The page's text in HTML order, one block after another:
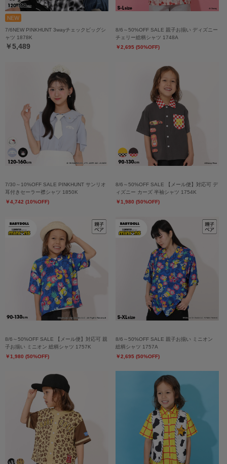
7/6NEW PINKHUNT 3wayチェックビッグシ
ャツ 1878K
￥5,489
8/6～50%OFF SALE 親子お揃い ディズニー
チェリー総柄シャツ 1748A
￥2,695 (50%OFF)
7/30～10%OFF SALE PINKHUNT サンリオ
耳付きセーラー襟シャツ 1850K
￥4,742 (10%OFF)
8/6～50%OFF SALE 【メール便】対応可 デ
ィズニー カーズ 半袖シャツ 1754K
￥1,980 (50%OFF)
8/6～50%OFF SALE 【メール便】対応可 親
子お揃い ミニオン 総柄シャツ 1757K
￥1,980 (50%OFF)
8/6～50%OFF SALE 親子お揃い ミニオン
総柄シャツ 1757A
￥2,695 (50%OFF)